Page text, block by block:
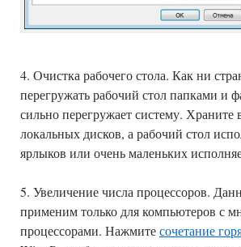
4. Очистка рабочего стола. Как ни
перегружать рабочий стол папками и
сильно перегружает систему. Храните
локальных дисков, а рабочий стол
ярлыков или очень маленьких
5. Увеличение числа процессоров.
применим только для компьютеров с
процессорами. Нажмитесочетание